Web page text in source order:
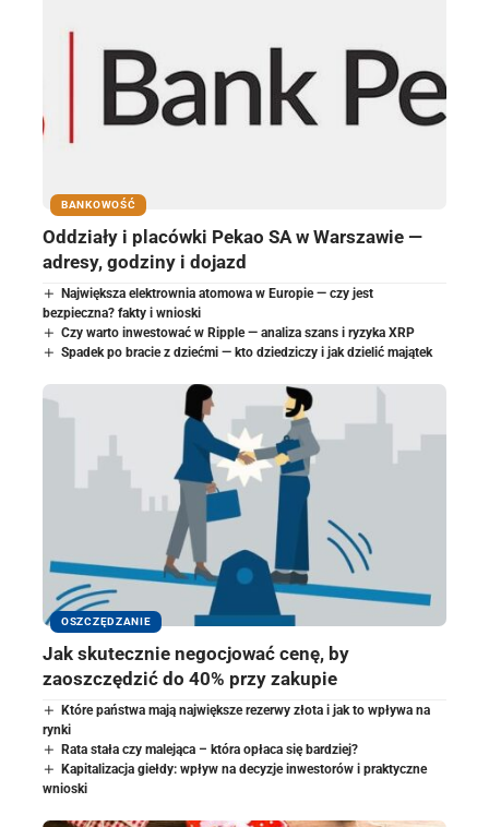
BANKOWOŚĆ
Oddziały i placówki Pekao SA w Warszawie —
adresy, godziny i dojazd
Największa elektrownia atomowa w Europie — czy jest
bezpieczna? fakty i wnioski
Czy warto inwestować w Ripple — analiza szans i ryzyka XRP
Spadek po bracie z dziećmi — kto dziedziczy i jak dzielić majątek
OSZCZĘDZANIE
Jak skutecznie negocjować cenę, by
zaoszczędzić do 40% przy zakupie
Które państwa mają największe rezerwy złota i jak to wpływa na
rynki
Rata stała czy malejąca – która opłaca się bardziej?
Kapitalizacja giełdy: wpływ na decyzje inwestorów i praktyczne
wnioski